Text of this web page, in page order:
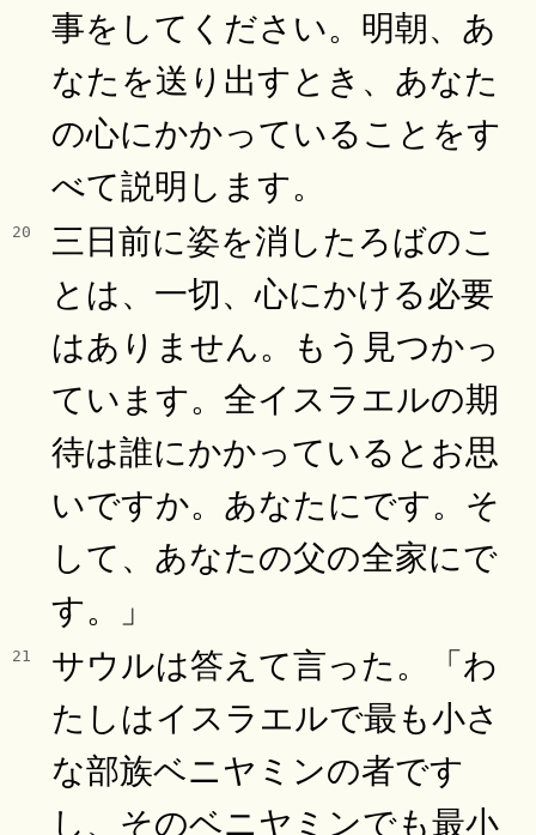
事をしてください。明朝、あ
なたを送り出すとき、あなた
の心にかかっていることをす
べて説明します。
20
三日前に姿を消したろばのこ
とは、一切、心にかける必要
はありません。もう見つかっ
ています。全イスラエルの期
待は誰にかかっているとお思
いですか。あなたにです。そ
して、あなたの父の全家にで
す。」
21
サウルは答えて言った。「わ
たしはイスラエルで最も小さ
な部族ベニヤミンの者です
し、そのベニヤミンでも最小